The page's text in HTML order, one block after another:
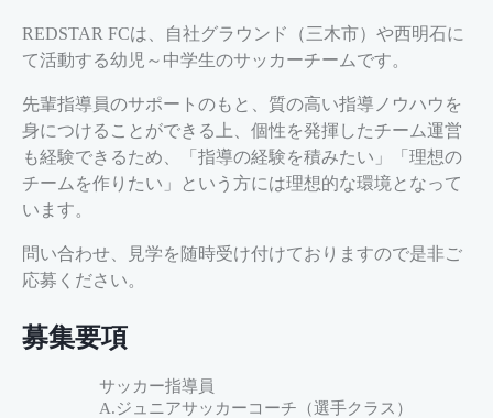
REDSTAR FCは、自社グラウンド（三木市）や西明石に
て活動する幼児～中学生のサッカーチームです。
先輩指導員のサポートのもと、質の高い指導ノウハウを
身につけることができる上、個性を発揮したチーム運営
も経験できるため、「指導の経験を積みたい」「理想の
チームを作りたい」という方には理想的な環境となって
います。
問い合わせ、見学を随時受け付けておりますので是非ご
応募ください。
募集要項
サッカー指導員
A.ジュニアサッカーコーチ（選手クラス）